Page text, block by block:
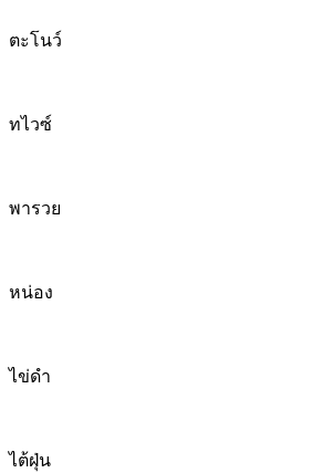
ตะโนว์
ทไวซ์
พารวย
หน่อง
ไข่ดำ
ไต้ฝุ่น